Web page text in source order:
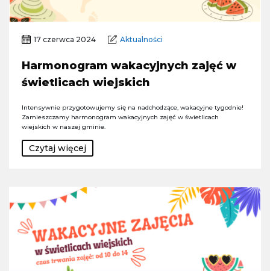
17 czerwca 2024 Aktualności
Harmonogram wakacyjnych zajęć w
świetlicach wiejskich
Intensywnie przygotowujemy się na nadchodzące, wakacyjne tygodnie!
Zamieszczamy harmonogram wakacyjnych zajęć w świetlicach
wiejskich w naszej gminie.
Czytaj więcej